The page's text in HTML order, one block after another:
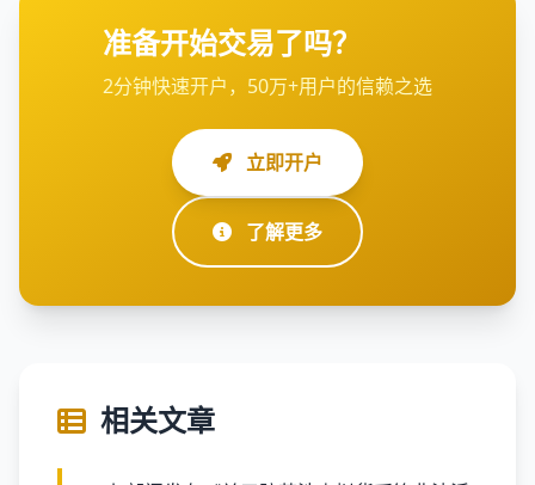
准备开始交易了吗？
2分钟快速开户，50万+用户的信赖之选
立即开户
了解更多
相关文章